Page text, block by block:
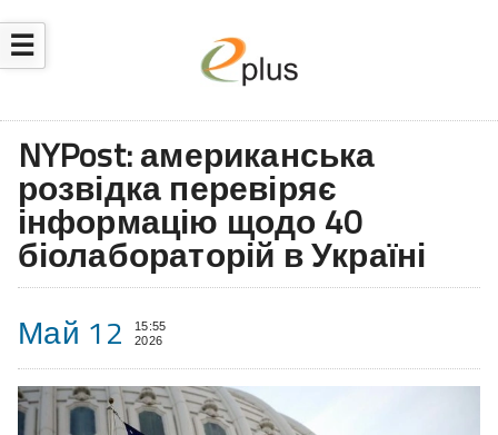
☰
NYPost: американська
розвідка перевіряє
інформацію щодо 40
біолабораторій в Україні
Май 12
15:55
2026